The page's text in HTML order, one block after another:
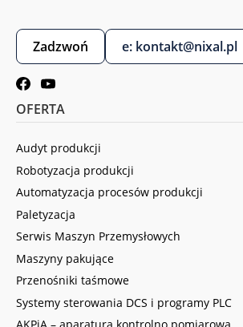
Zadzwoń e: kontakt@nixal.pl
OFERTA
Audyt produkcji
Robotyzacja produkcji
Automatyzacja procesów produkcji
Paletyzacja
Serwis Maszyn Przemysłowych
Maszyny pakujące
Przenośniki taśmowe
Systemy sterowania DCS i programy PLC